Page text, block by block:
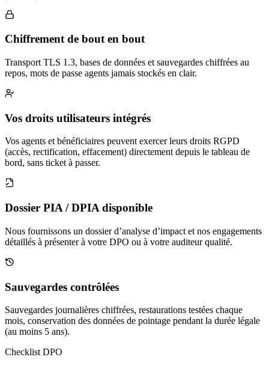
Chiffrement de bout en bout
Transport TLS 1.3, bases de données et sauvegardes chiffrées au
repos, mots de passe agents jamais stockés en clair.
Vos droits utilisateurs intégrés
Vos agents et bénéficiaires peuvent exercer leurs droits RGPD
(accès, rectification, effacement) directement depuis le tableau de
bord, sans ticket à passer.
Dossier PIA / DPIA disponible
Nous fournissons un dossier d’analyse d’impact et nos engagements
détaillés à présenter à votre DPO ou à votre auditeur qualité.
Sauvegardes contrôlées
Sauvegardes journalières chiffrées, restaurations testées chaque
mois, conservation des données de pointage pendant la durée légale
(au moins 5 ans).
Checklist DPO